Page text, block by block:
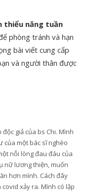
thiểu năng tuần
phòng tránh và hạn
bài viết cung cấp
và người thân được
giả của bs Chi. Mình
của một bác sĩ nghèo
nỗi lòng đau đáu của
nữ lương thiện, muốn
hơn mình. Cách đây
xảy ra. Mình có lập